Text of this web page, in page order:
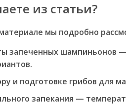
из статьи?
мы подробно
запеченных шампиньонов —
и подготовке грибов для
запекания —